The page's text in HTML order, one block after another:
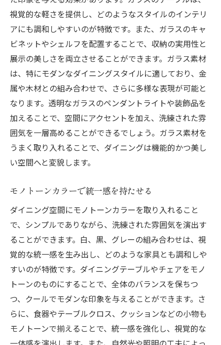
視覚的な軽さを提供し、どのようなスタイルのインテリ
アにも調和しやすいのが特徴です。また、ガラスのキャ
ビネットやシェルフを配置することで、収納の実用性と
展示の美しさを両立させることができます。ガラス素材
は、特にモダンなダイニングスタイルに適しており、金
属や木材との組み合わせで、さらに多様な表現が可能と
なります。透明なガラスのペンダントライトや装飾品を
加えることで、空間にアクセントを加え、洗練された雰
囲気を一層高めることができるでしょう。ガラス素材を
うまく取り入れることで、ダイニングは機能的かつ美し
い空間へと変貌します。
モノトーンカラーで統一感を持たせる
ダイニング空間にモノトーンカラーを取り入れること
で、シンプルでありながら、洗練された雰囲気を演出す
ることができます。白、黒、グレーの組み合わせは、視
覚的な統一感を生み出し、どのような家具とも調和しや
すいのが特徴です。ダイニングテーブルやチェアをモノ
トーンのものにすることで、全体のバランスを保ちつ
つ、クールでモダンな印象を与えることができます。さ
らに、食器やテーブルクロス、クッションなどの小物も
モノトーンで揃えることで、統一感を強化し、視覚的な